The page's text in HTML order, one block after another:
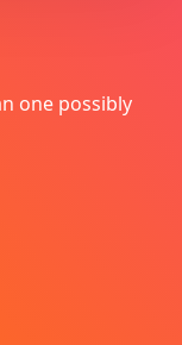
one possibly